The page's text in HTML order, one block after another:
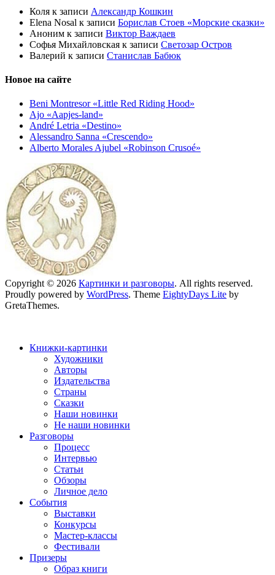
Коля к записи Александр Кошкин
Elena Nosal к записи Борислав Стоев «Морские сказки»
Аноним к записи Виктор Важдаев
Софья Михайловская к записи Светозар Остров
Валерий к записи Станислав Бабюк
Новое на сайте
Beni Montresor «Little Red Riding Hood»
Ajo «Aapjes-land»
André Letria «Destino»
Alessandro Sanna «Crescendo»
Alberto Morales Ajubel «Robinson Crusoé»
Copyright © 2026 Картинки и разговоры. All rights reserved.
Proudly powered by WordPress. Theme EightyDays Lite by
GretaThemes.
Книжки-картинки
Художники
Авторы
Издательства
Страны
Сказки
Наши новинки
Не наши новинки
Разговоры
Процесс
Интервью
Статьи
Обзоры
Личное дело
События
Выставки
Конкурсы
Мастер-классы
Фестивали
Призеры
Образ книги